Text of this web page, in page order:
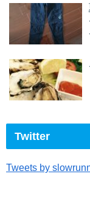
Twitter
Tweets by